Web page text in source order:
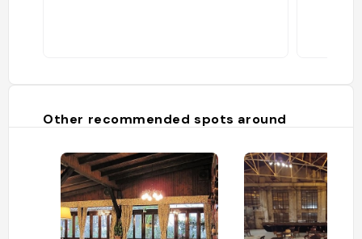
Other recommended spots around